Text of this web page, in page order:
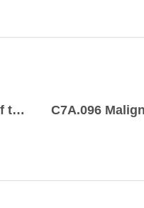
C7A.094 Malignant carcinoid tumor of the foregut, unspecified